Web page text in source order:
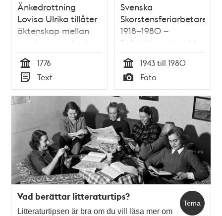
Änkedrottning
Lovisa Ulrika tillåter
äktenskap mellan
svart man och vit
kvinna 1776
Tid
1776
Typ
Text
Svenska
1918–1980 –
Saltmätargatan 14 –
minnesmärke
Tid
1943 till 1980
Typ
Foto
Tema
Vad berättar litteraturtips?
Litteraturtipsen är bra om du vill läsa mer om